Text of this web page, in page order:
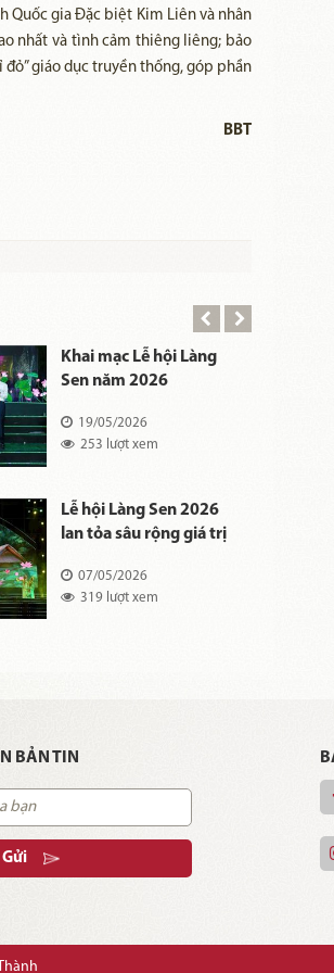
Quốc gia Đặc biệt Kim Liên và nhân
nhất và tình cảm thiêng liêng; bảo
giáo dục truyền thống, góp phần
BBT
Khai mạc Lễ hội Làng
Sen năm 2026
19/05/2026
253 lượt xem
Lễ hội Làng Sen 2026
lan tỏa sâu rộng giá trị
phong cách Hồ Chí
Minh
07/05/2026
319 lượt xem
BẢN TIN
Gửi